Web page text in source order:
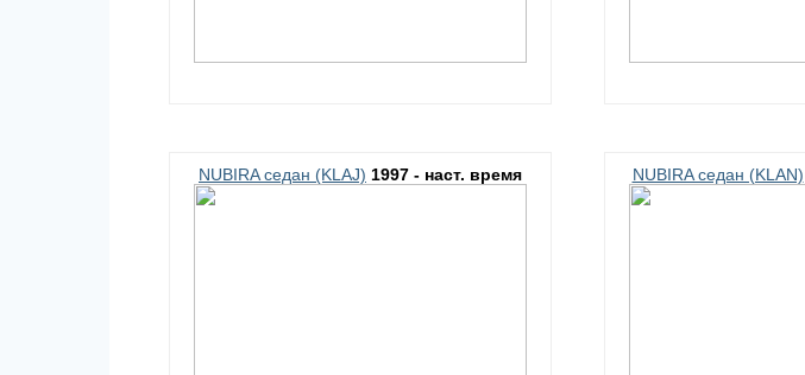
NUBIRA седан (KLAJ) 1997 - наст. время NUBIRA седан (KLAN)